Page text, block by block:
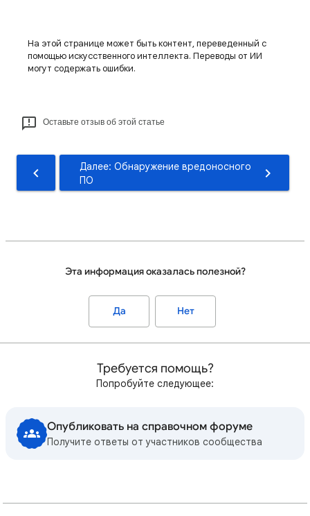
На этой странице может быть контент, переведенный с
помощью искусственного интеллекта. Переводы от ИИ
могут содержать ошибки.
Оставьте отзыв об этой статье
Далее: Обнаружение вредоносного
ПО
Эта информация оказалась полезной?
Да Нет
Требуется помощь?
Попробуйте следующее:
Опубликовать на справочном форуме
Получите ответы от участников сообщества